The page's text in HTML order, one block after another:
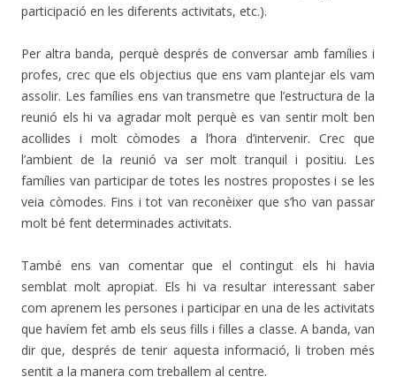
participació en les diferents activitats, etc.).
Per altra banda, perquè després de conversar amb famílies i
profes, crec que els objectius que ens vam plantejar els vam
assolir. Les famílies ens van transmetre que l’estructura de la
reunió els hi va agradar molt perquè es van sentir molt ben
acollides i molt còmodes a l’hora d’intervenir. Crec que
l’ambient de la reunió va ser molt tranquil i positiu. Les
famílies van participar de totes les nostres propostes i se les
veia còmodes. Fins i tot van reconèixer que s’ho van passar
molt bé fent determinades activitats.
També ens van comentar que el contingut els hi havia
semblat molt apropiat. Els hi va resultar interessant saber
com aprenem les persones i participar en una de les activitats
que havíem fet amb els seus fills i filles a classe. A banda, van
dir que, després de tenir aquesta informació, li troben més
sentit a la manera com treballem al centre.